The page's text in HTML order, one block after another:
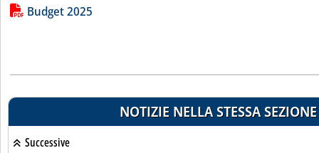
Lista allegati PDF alla notizia
Budget 2025
NOTIZIE NELLA STESSA SEZIONE
Successive